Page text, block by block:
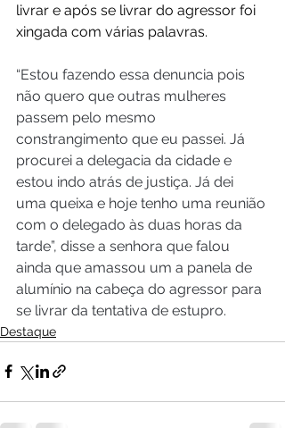
livrar e após se livrar do agressor foi
xingada com várias palavras.
“Estou fazendo essa denuncia pois
não quero que outras mulheres
passem pelo mesmo
constrangimento que eu passei. Já
procurei a delegacia da cidade e
estou indo atrás de justiça. Já dei
uma queixa e hoje tenho uma reunião
com o delegado às duas horas da
tarde”, disse a senhora que falou
ainda que amassou um a panela de
alumínio na cabeça do agressor para
se livrar da tentativa de estupro.
Destaque